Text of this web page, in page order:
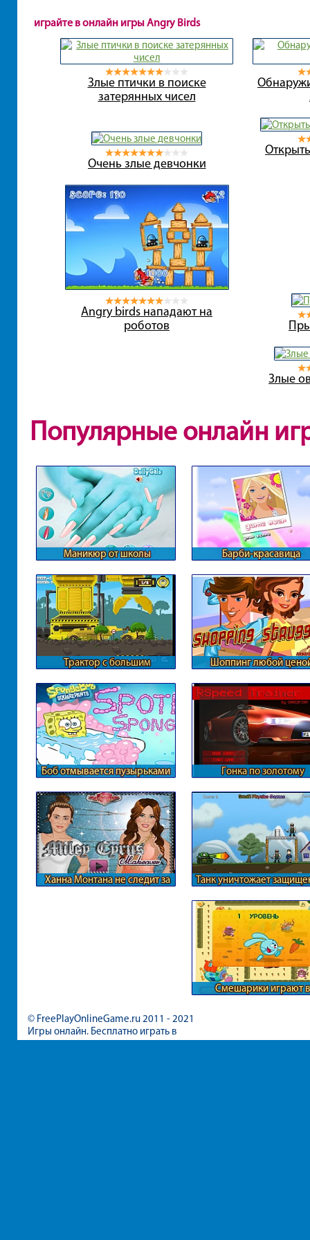
играйте в онлайн игры Angry Birds
Злые птички в поиске
затерянных чисел
Очень злые девчонки
Angry birds нападают на
роботов
Злые
Популярные онлайн
Маникюр от школы
Барби-красавица
Трактор с большим
Шоппинг любой
Боб отмывается пузырьками
Гонка по золотому
Ханна Монтана не следит за
Танк уничтожает
Смешарики играют в
© FreePlayOnlineGame.ru 2011 - 2021
Игры онлайн. Бесплатно играть в
игры для девочек и мальчиков